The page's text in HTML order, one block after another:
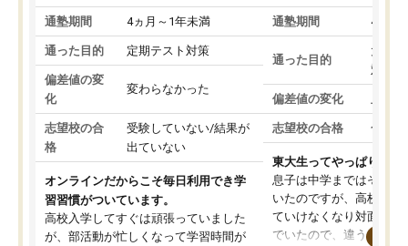
通塾期間 4ヵ月～1年未満
通った目的 定期テスト対策
偏差値の変
化
変わらなかった
志望校の合
格
受験していない/結果が
出ていない
オンラインだからこそ毎日利用でき学
習習慣がついています。
高校入学してすぐは頑張っていました
が、部活動が忙しくなって学習時間が
通塾期間 4ヵ月
通った目的
大学
対策
偏差値の変化
志望校の合格 合格
東大生ってやっぱりすご
息子は中学まではそこそ
いたのですが、高校に入
ていけなくなり対面の塾
でいたので、違うアプロ